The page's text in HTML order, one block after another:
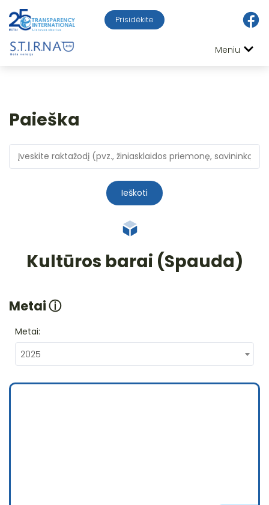
Prisidėkite
Meniu
Paieška
Ieškoti
Kultūros barai (Spauda)
Metaiⓘ
Metai:
2025